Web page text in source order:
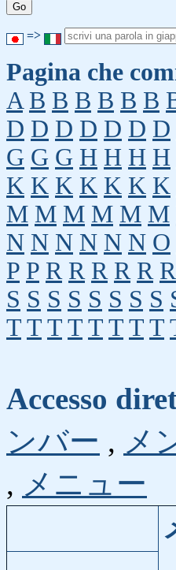
=>
Pagina che
A B B B B B B
D D D D D D D
G G G H H H H
K K K K K K K
M M M M M M
N N N N N N O
P P R R R R R R
S S S S S S S S
T T T T T T T T
Accesso
ンバー , メ
, メニュー